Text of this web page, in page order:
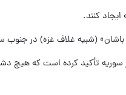
(شبیه غلاف غزه) در جنوب
تأکید کرده است که هیچ